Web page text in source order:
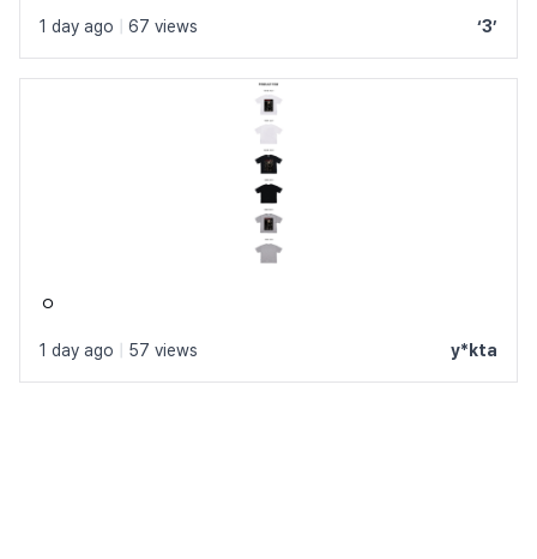
1 day ago 67 views ‘3’
ㅇ
1 day ago 57 views y*kta